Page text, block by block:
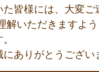
皆様には、大変
解いただきますよ
ありがとうござい